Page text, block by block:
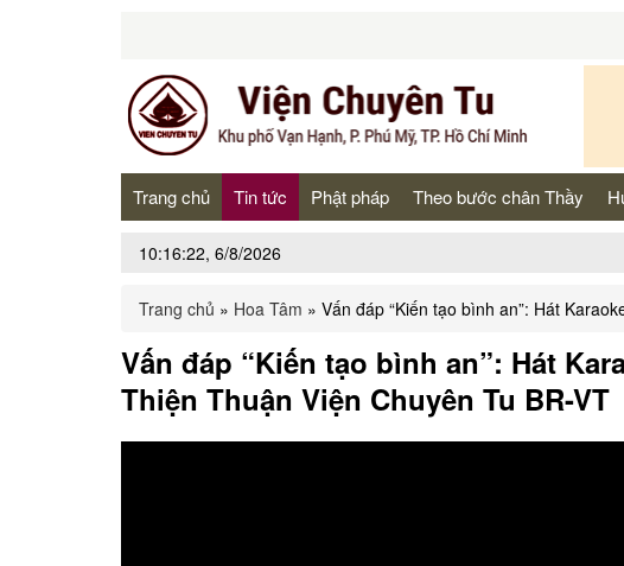
Trang chủ Tin tức Phật pháp Theo bước chân Thầy
10:16:22, 6/8/2026
Trang chủ » Hoa Tâm » Vấn đáp “Kiến tạo bình an”: Hát
Vấn đáp “Kiến tạo bình an”: Hát
Thiện Thuận Viện Chuyên Tu BR-VT